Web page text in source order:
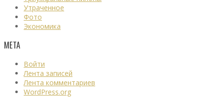
Утраченное
Фото
Экономика
МЕТА
Войти
Лента записей
Лента комментариев
WordPress.org